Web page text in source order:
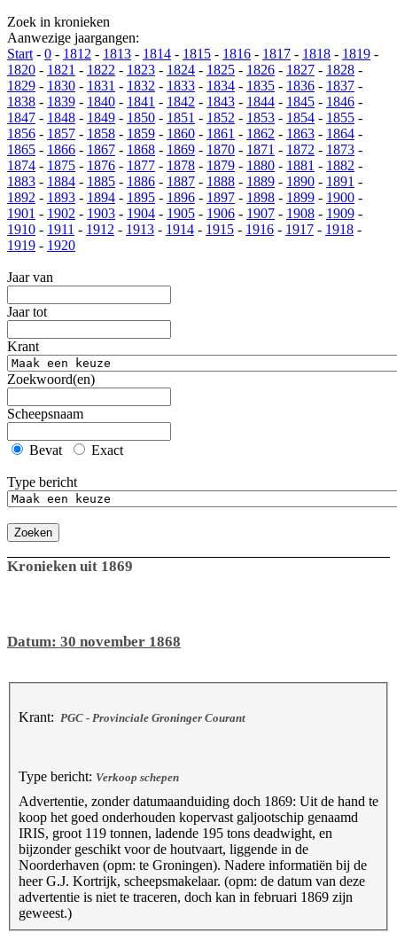
Zoek in kronieken
Aanwezige jaargangen:
Start - 0 - 1812 - 1813 - 1814 - 1815 - 1816 - 1817 - 1818 - 1819 -
1820 - 1821 - 1822 - 1823 - 1824 - 1825 - 1826 - 1827 - 1828 -
1829 - 1830 - 1831 - 1832 - 1833 - 1834 - 1835 - 1836 - 1837 -
1838 - 1839 - 1840 - 1841 - 1842 - 1843 - 1844 - 1845 - 1846 -
1847 - 1848 - 1849 - 1850 - 1851 - 1852 - 1853 - 1854 - 1855 -
1856 - 1857 - 1858 - 1859 - 1860 - 1861 - 1862 - 1863 - 1864 -
1865 - 1866 - 1867 - 1868 - 1869 - 1870 - 1871 - 1872 - 1873 -
1874 - 1875 - 1876 - 1877 - 1878 - 1879 - 1880 - 1881 - 1882 -
1883 - 1884 - 1885 - 1886 - 1887 - 1888 - 1889 - 1890 - 1891 -
1892 - 1893 - 1894 - 1895 - 1896 - 1897 - 1898 - 1899 - 1900 -
1901 - 1902 - 1903 - 1904 - 1905 - 1906 - 1907 - 1908 - 1909 -
1910 - 1911 - 1912 - 1913 - 1914 - 1915 - 1916 - 1917 - 1918 -
1919 - 1920
Jaar van
Jaar tot
Krant
Zoekwoord(en)
Scheepsnaam
Bevat Exact
Type bericht
Zoeken
Kronieken uit 1869
Datum: 30 november 1868
Krant: PGC - Provinciale Groninger Courant
Type bericht: Verkoop schepen
Advertentie, zonder datumaanduiding doch 1869: Uit de hand te
koop het goed onderhouden kopervast galjootschip genaamd
IRIS, groot 119 tonnen, ladende 195 tons deadwight, en
bijzonder geschikt voor de houtvaart, liggende in de
Noorderhaven (opm: te Groningen). Nadere informatiën bij de
heer G.J. Kortrijk, scheepsmakelaar. (opm: de datum van deze
advertentie is niet te traceren, doch kan in februari 1869 zijn
geweest.)